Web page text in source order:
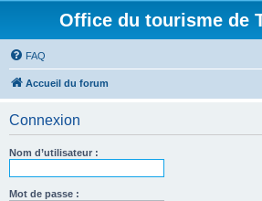
Office du tourisme de
FAQ
Accueil du forum
Connexion
Nom d’utilisateur :
Mot de passe :